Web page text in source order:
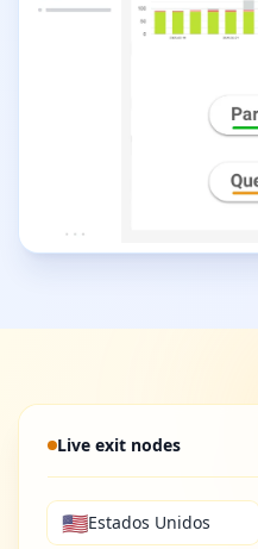
Live exit nodes
🇺🇸Estados Unidos